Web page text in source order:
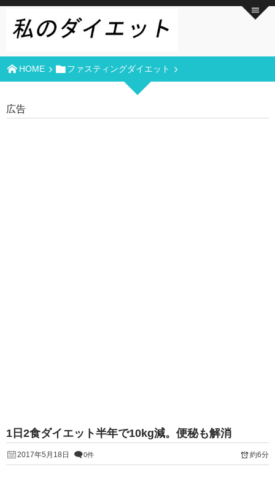
HOME ファスティングダイエット
広告
1日2食ダイエット半年で10kg減。便秘も解消
2017年5月18日 0件 約6分